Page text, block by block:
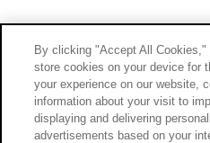
By clicking "Accept All
store cookies on your device for
your experience on our website,
information about your visit to
displaying and delivering
advertisements based on your